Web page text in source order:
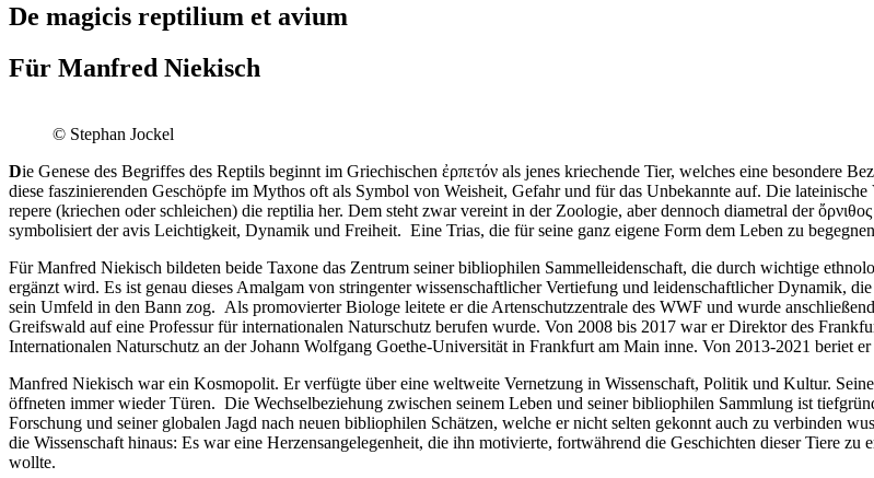
De magicis reptilium et avium
Für Manfred Niekisch
© Stephan Jockel
Die Genese des Begriffes des Reptils beginnt im Griechischen ἐρπετόν als jenes kriechende Tier, welches eine besondere
diese faszinierenden Geschöpfe im Mythos oft als Symbol von Weisheit, Gefahr und für das Unbekannte auf. Die
repere (kriechen oder schleichen) die reptilia her. Dem steht zwar vereint in der Zoologie, aber dennoch diametral der
symbolisiert der avis Leichtigkeit, Dynamik und Freiheit. Eine Trias, die für seine ganz eigene Form dem Leben zu
Für Manfred Niekisch bildeten beide Taxone das Zentrum seiner bibliophilen Sammelleidenschaft, die durch wichtige
ergänzt wird. Es ist genau dieses Amalgam von stringenter wissenschaftlicher Vertiefung und leidenschaftlicher Dynamik,
sein Umfeld in den Bann zog. Als promovierter Biologe leitete er die Artenschutzzentrale des WWF und wurde
Greifswald auf eine Professur für internationalen Naturschutz berufen wurde. Von 2008 bis 2017 war er Direktor des
Internationalen Naturschutz an der Johann Wolfgang Goethe-Universität in Frankfurt am Main inne. Von 2013-2021 beriet
Manfred Niekisch war ein Kosmopolit. Er verfügte über eine weltweite Vernetzung in Wissenschaft, Politik und Kultur.
öffneten immer wieder Türen. Die Wechselbeziehung zwischen seinem Leben und seiner bibliophilen Sammlung ist
Forschung und seiner globalen Jagd nach neuen bibliophilen Schätzen, welche er nicht selten gekonnt auch zu verbinden
die Wissenschaft hinaus: Es war eine Herzensangelegenheit, die ihn motivierte, fortwährend die Geschichten dieser Tiere
wollte.